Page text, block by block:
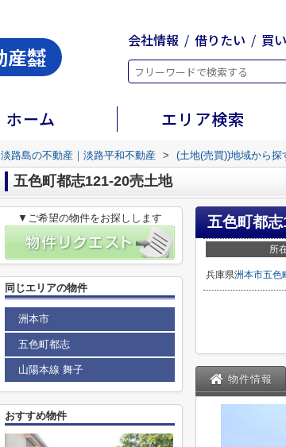
会社情報 借りたい 買
ホーム エリア検索
淡路島の不動産｜淡路平和不動産 > (土地(売買))地域から探
五色町都志121-20売土地
五色町都
所
兵庫県洲本市五色
物件情報
▼ご希望の物件をお探しします
同じエリアの物件
洲本市
五色町都志
山陽本線 舞子
おすすめ物件